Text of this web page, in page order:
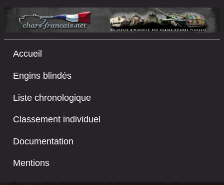
Accueil
Engins blindés
Liste chronologique
Classement individuel
Documentation
Mentions